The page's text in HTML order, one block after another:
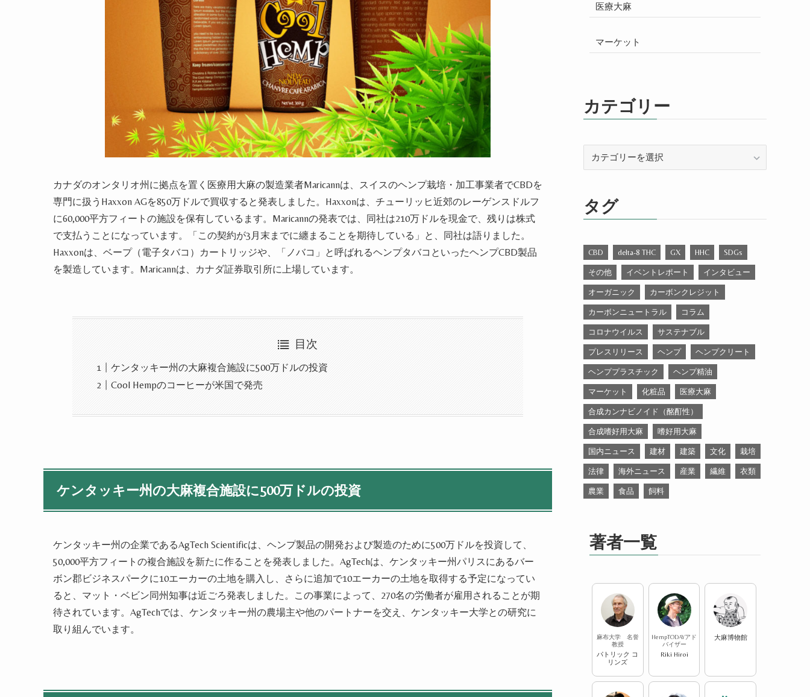
カナダのオンタリオ州に拠点を置く医療用大麻の製造業者Maricannは、スイスのヘンプ栽培・加工事業者でCBDを
専門に扱うHaxxon AGを850万ドルで買収すると発表し ました。Haxxonは、チューリッヒ近郊のレーゲンスドルフ
に60,000平方フィートの施設を保有している ます。Maricannの発表では、同社は210万ドルを現金で 、残りは株式
で支払う ことになってい ます。「この契約が3月末までに纏まる ことを期待している」 と 同社は語りました 。
Haxxonは、ベープ（電子タバコ） カートリッジや 「ノバコ」 と呼ばれるヘンプタバコといったヘンプCBD製品
を製造してい ます。Maricannは、カナダ証券取引所に上場してい ます。
目次
ケンタッキー州の大麻複合施設に500万ドルの投資
Cool Hempのコーヒーが米国で発売
ケンタッキー州の大麻複合施設に500万ドルの投資
ケンタッキー州の企業であるAgTech Scientificは、 ヘンプ製品の開発および製造のために500万ドルを投資して、
50,000平方フィートの複合施設を新たに作ることを発表し ました。AgTechは、ケンタッキー州パリスにあるバー
ボン郡ビジネスパークに10エーカーの土地を購入し、さらに追加で10エーカーの土地を取得する予定になってい
ると、マット・ベビン同州知事は近ごろ発表し ました。この事業によって、270名の労働者が雇用されることが期
待されてい ます。AgTechでは、ケンタッキー州の農場主や他のパートナーを交え、ケンタッキー大学との研究に
取り組んでい ます。
医療大麻
マーケット
カテゴリー
ー
タグ
CBD delta-8 THC GX HHC SDGs
その他 イベントレポート インタビュー
オーガニック カーボンクレジット
カーボンニュートラル コラム
コロナウイルス サステナブル
プレスリリース ヘンプ ヘンプクリート
ヘンププラスチック ヘンプ精油
マーケット 化粧品 医療大麻
合成カンナビノイド（酩酊性）
合成嗜好用大麻 嗜好用大麻
国内ニュース 建材 建築 文化 栽培
法律 海外ニュース 産業 繊維 衣類
農業 食品 飼料
著者一覧
麻布大学 名誉
教授
パトリック コ
リンズ
HempTODAYアド
バイザー
Riki Hiroi
大麻博物館